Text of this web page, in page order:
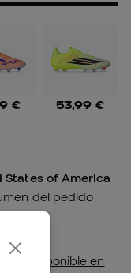
€ 53,99 €
States of America
del pedido
disponible en